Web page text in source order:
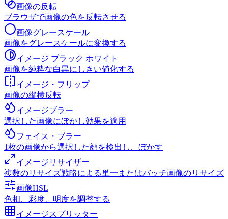
画像の反転
ブラウザで画像の色を反転させる
画像グレースケール
画像をグレースケールに変換する
イメージ ブラック ホワイト
画像を純粋な白黒にしきい値化する
イメージ・フリップ
画像の縦横反転
イメージブラー
選択した画像にぼかし効果を適用
フェイス・ブラー
1枚の画像から選択した顔を検出し、ぼかす
イメージリサイザー
複数のリサイズ戦略による単一またはバッチ画像のリサイズ
画像HSL
色相、彩度、明度を調整する
イメージスプリッター